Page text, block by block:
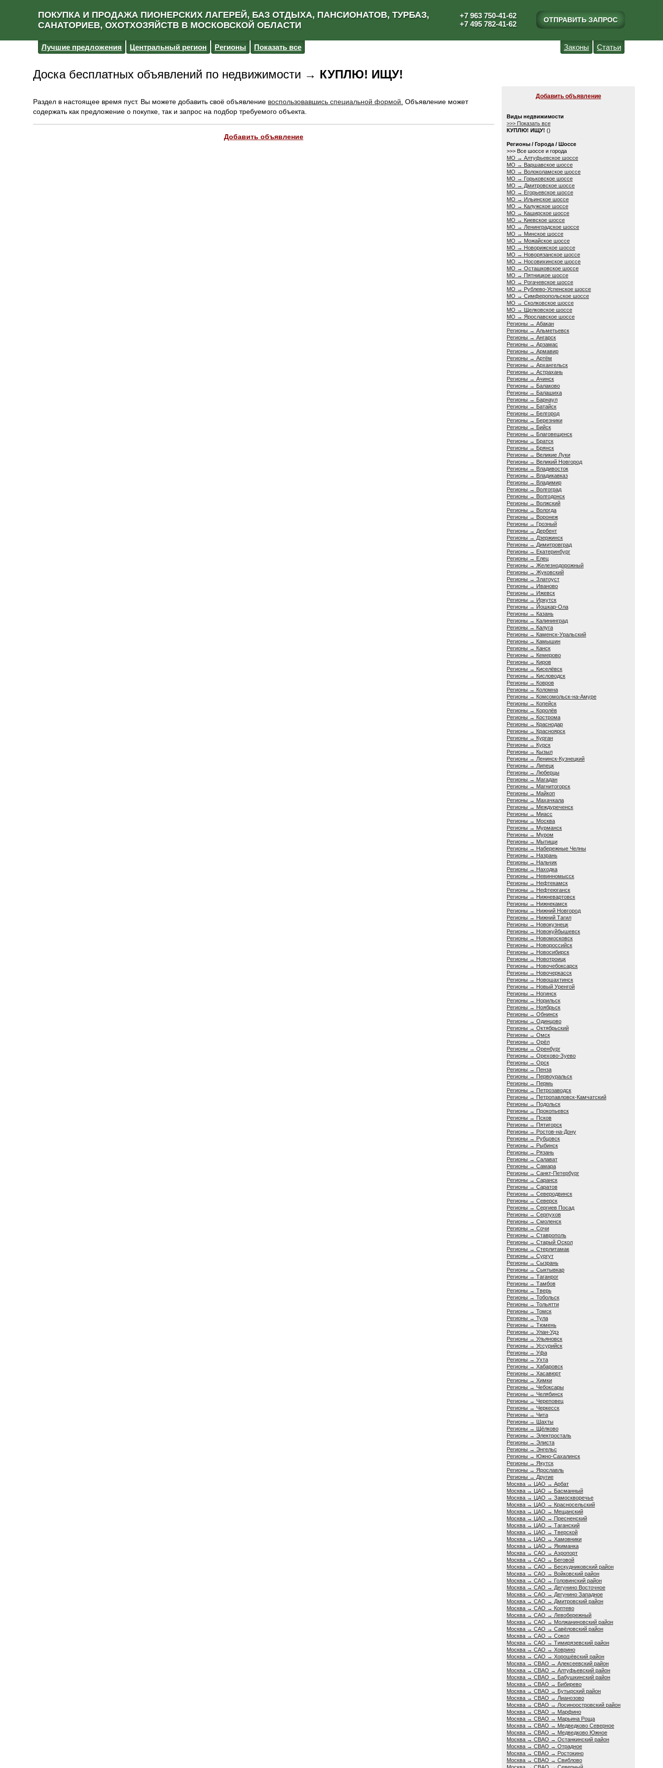
ОТПРАВИТЬ ЗАПРОС
+7 963 750-41-62
+7 495 782-41-62
ПОКУПКА И ПРОДАЖА ПИОНЕРСКИХ ЛАГЕРЕЙ, БАЗ ОТДЫХА, ПАНСИОНАТОВ, ТУРБАЗ,
САНАТОРИЕВ, ОХОТХОЗЯЙСТВ В МОСКОВСКОЙ ОБЛАСТИ
Лучшие предложения Центральный регион Регионы Показать все Законы Статьи
Доска бесплатных объявлений по недвижимости → КУПЛЮ! ИЩУ!
Раздел в настоящее время пуст. Вы можете добавить своё объявление воспользовавшись специальной формой. Объявление может
содержать как предложение о покупке, так и запрос на подбор требуемого объекта.
Добавить объявление
Добавить объявление
Виды недвижимости
>>> Показать все
КУПЛЮ! ИЩУ! ()
Регионы / Города / Шоссе
>>> Все шоссе и города
МО → Алтуфьевское шоссе
МО → Варшавское шоссе
МО → Волоколамское шоссе
МО → Горьковское шоссе
МО → Дмитровское шоссе
МО → Егорьевское шоссе
МО → Ильинское шоссе
МО → Калужское шоссе
МО → Каширское шоссе
МО → Киевское шоссе
МО → Ленинградское шоссе
МО → Минское шоссе
МО → Можайское шоссе
МО → Новорижское шоссе
МО → Новорязанское шоссе
МО → Носовихинское шоссе
МО → Осташковское шоссе
МО → Пятницкое шоссе
МО → Рогачевское шоссе
МО → Рублево-Успенское шоссе
МО → Симферопольское шоссе
МО → Сколковское шоссе
МО → Щелковское шоссе
МО → Ярославское шоссе
Регионы → Абакан
Регионы → Альметьевск
Регионы → Ангарск
Регионы → Арзамас
Регионы → Армавир
Регионы → Артём
Регионы → Архангельск
Регионы → Астрахань
Регионы → Ачинск
Регионы → Балаково
Регионы → Балашиха
Регионы → Барнаул
Регионы → Батайск
Регионы → Белгород
Регионы → Березники
Регионы → Бийск
Регионы → Благовещенск
Регионы → Братск
Регионы → Брянск
Регионы → Великие Луки
Регионы → Великий Новгород
Регионы → Владивосток
Регионы → Владикавказ
Регионы → Владимир
Регионы → Волгоград
Регионы → Волгодонск
Регионы → Волжский
Регионы → Вологда
Регионы → Воронеж
Регионы → Грозный
Регионы → Дербент
Регионы → Дзержинск
Регионы → Димитровград
Регионы → Екатеринбург
Регионы → Елец
Регионы → Железнодорожный
Регионы → Жуковский
Регионы → Златоуст
Регионы → Иваново
Регионы → Ижевск
Регионы → Иркутск
Регионы → Йошкар-Ола
Регионы → Казань
Регионы → Калининград
Регионы → Калуга
Регионы → Каменск-Уральский
Регионы → Камышин
Регионы → Канск
Регионы → Кемерово
Регионы → Киров
Регионы → Киселёвск
Регионы → Кисловодск
Регионы → Ковров
Регионы → Коломна
Регионы → Комсомольск-на-Амуре
Регионы → Копейск
Регионы → Королёв
Регионы → Кострома
Регионы → Краснодар
Регионы → Красноярск
Регионы → Курган
Регионы → Курск
Регионы → Кызыл
Регионы → Ленинск-Кузнецкий
Регионы → Липецк
Регионы → Люберцы
Регионы → Магадан
Регионы → Магнитогорск
Регионы → Майкоп
Регионы → Махачкала
Регионы → Междуреченск
Регионы → Миасс
Регионы → Москва
Регионы → Мурманск
Регионы → Муром
Регионы → Мытищи
Регионы → Набережные Челны
Регионы → Назрань
Регионы → Нальчик
Регионы → Находка
Регионы → Невинномысск
Регионы → Нефтекамск
Регионы → Нефтеюганск
Регионы → Нижневартовск
Регионы → Нижнекамск
Регионы → Нижний Новгород
Регионы → Нижний Тагил
Регионы → Новокузнецк
Регионы → Новокуйбышевск
Регионы → Новомосковск
Регионы → Новороссийск
Регионы → Новосибирск
Регионы → Новотроицк
Регионы → Новочебоксарск
Регионы → Новочеркасск
Регионы → Новошахтинск
Регионы → Новый Уренгой
Регионы → Ногинск
Регионы → Норильск
Регионы → Ноябрьск
Регионы → Обнинск
Регионы → Одинцово
Регионы → Октябрьский
Регионы → Омск
Регионы → Орёл
Регионы → Оренбург
Регионы → Орехово-Зуево
Регионы → Орск
Регионы → Пенза
Регионы → Первоуральск
Регионы → Пермь
Регионы → Петрозаводск
Регионы → Петропавловск-Камчатский
Регионы → Подольск
Регионы → Прокопьевск
Регионы → Псков
Регионы → Пятигорск
Регионы → Ростов-на-Дону
Регионы → Рубцовск
Регионы → Рыбинск
Регионы → Рязань
Регионы → Салават
Регионы → Самара
Регионы → Санкт-Петербург
Регионы → Саранск
Регионы → Саратов
Регионы → Северодвинск
Регионы → Северск
Регионы → Сергиев Посад
Регионы → Серпухов
Регионы → Смоленск
Регионы → Сочи
Регионы → Ставрополь
Регионы → Старый Оскол
Регионы → Стерлитамак
Регионы → Сургут
Регионы → Сызрань
Регионы → Сыктывкар
Регионы → Таганрог
Регионы → Тамбов
Регионы → Тверь
Регионы → Тобольск
Регионы → Тольятти
Регионы → Томск
Регионы → Тула
Регионы → Тюмень
Регионы → Улан-Удэ
Регионы → Ульяновск
Регионы → Уссурийск
Регионы → Уфа
Регионы → Ухта
Регионы → Хабаровск
Регионы → Хасавюрт
Регионы → Химки
Регионы → Чебоксары
Регионы → Челябинск
Регионы → Череповец
Регионы → Черкесск
Регионы → Чита
Регионы → Шахты
Регионы → Щёлково
Регионы → Электросталь
Регионы → Элиста
Регионы → Энгельс
Регионы → Южно-Сахалинск
Регионы → Якутск
Регионы → Ярославль
Регионы → Другие
Москва → ЦАО → Арбат
Москва → ЦАО → Басманный
Москва → ЦАО → Замоскворечье
Москва → ЦАО → Красносельский
Москва → ЦАО → Мещанский
Москва → ЦАО → Пресненский
Москва → ЦАО → Таганский
Москва → ЦАО → Тверской
Москва → ЦАО → Хамовники
Москва → ЦАО → Якиманка
Москва → САО → Аэропорт
Москва → САО → Беговой
Москва → САО → Бескудниковский район
Москва → САО → Войковский район
Москва → САО → Головинский район
Москва → САО → Дегунино Восточное
Москва → САО → Дегунино Западное
Москва → САО → Дмитровский район
Москва → САО → Коптево
Москва → САО → Левобережный
Москва → САО → Молжаниновский район
Москва → САО → Савёловский район
Москва → САО → Сокол
Москва → САО → Тимирязевский район
Москва → САО → Ховрино
Москва → САО → Хорошёвский район
Москва → СВАО → Алексеевский район
Москва → СВАО → Алтуфьевский район
Москва → СВАО → Бабушкинский район
Москва → СВАО → Бибирево
Москва → СВАО → Бутырский район
Москва → СВАО → Лианозово
Москва → СВАО → Лосиноостровский район
Москва → СВАО → Марфино
Москва → СВАО → Марьина Роща
Москва → СВАО → Медведково Северное
Москва → СВАО → Медведково Южное
Москва → СВАО → Останкинский район
Москва → СВАО → Отрадное
Москва → СВАО → Ростокино
Москва → СВАО → Свиблово